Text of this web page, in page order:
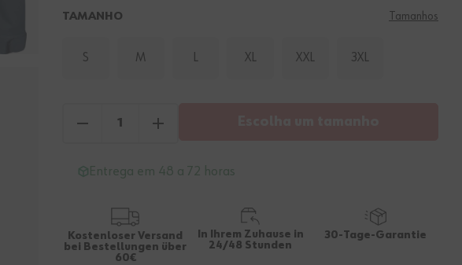
TAMANHO Tamanhos
S M L XL XXL 3XL
Entrega em 48 a 72 horas
Kostenloser Versand
bei Bestellungen über
60€
In Ihrem Zuhause in
24/48 Stunden
30-Tage-Garantie